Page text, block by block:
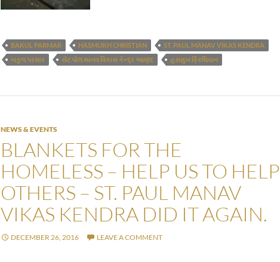
BAKUL PARMAR HASMUKH CHRISTIAN
ST. PAUL MANAV VIKAS KENDRA
બકુલ પરમાર
સેંટ પોલ માનવ વિકાસ કેન્દ્ર આણંદ હસમુખ ક્રિશ્ચિયન
NEWS & EVENTS
BLANKETS FOR THE
HOMELESS – HELP US TO HELP
OTHERS – ST. PAUL MANAV
VIKAS KENDRA DID IT AGAIN.
DECEMBER 26, 2016 LEAVE A COMMENT